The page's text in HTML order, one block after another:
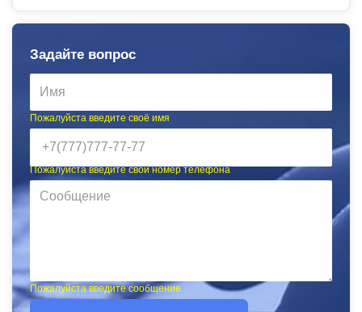
Задайте вопрос
Пожалуйста введите своё имя
Пожалуйста введите свой номер телефона
Пожалуйста введите сообщение